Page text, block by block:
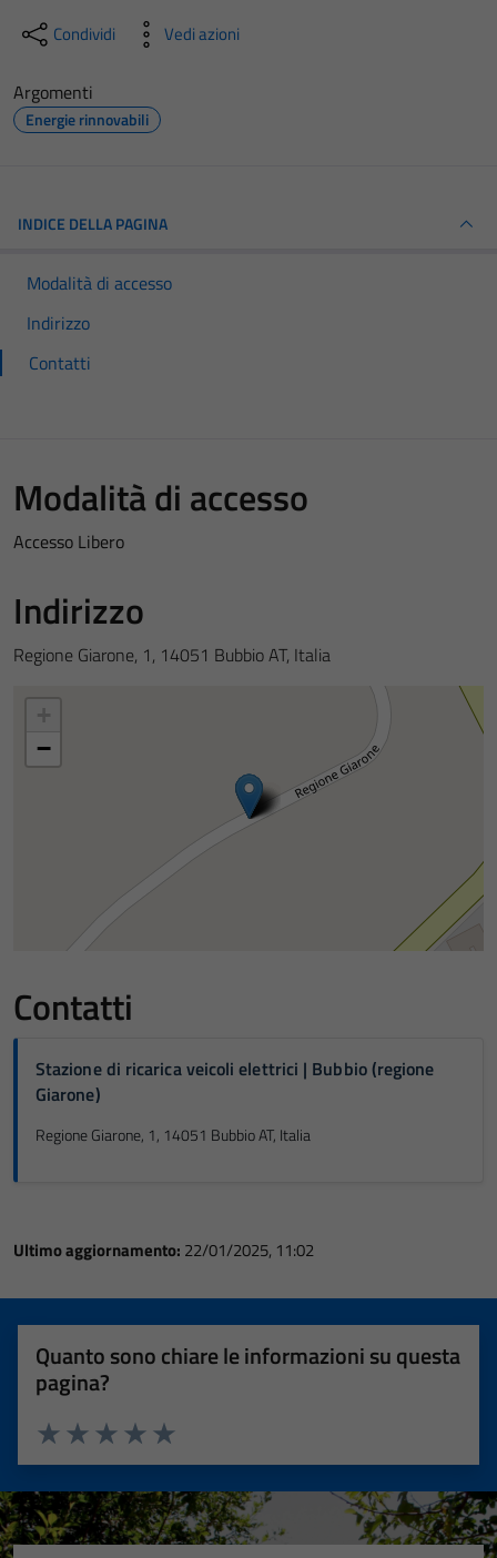
Condividi Vedi azioni
Argomenti
Energie rinnovabili
INDICE DELLA PAGINA
Modalità di accesso
Indirizzo
Contatti
Modalità di accesso
Accesso Libero
Indirizzo
Regione Giarone, 1, 14051 Bubbio AT, Italia
−
Contatti
Stazione di ricarica veicoli elettrici | Bubbio (regione
Giarone)
Regione Giarone, 1, 14051 Bubbio AT, Italia
Ultimo aggiornamento: 22/01/2025, 11:02
Quanto sono chiare le informazioni su questa
pagina?
Valuta 5 stelle su 5
Valuta 4 stelle su 5
Valuta 3 stelle su 5
Valuta 2 stelle su 5
Valuta 1 stelle su 5